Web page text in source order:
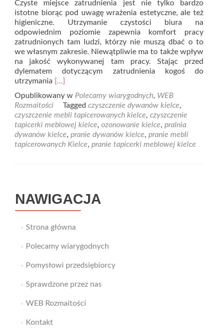
Czyste miejsce zatrudnienia jest nie tylko bardzo
istotne biorąc pod uwagę wrażenia estetyczne, ale też
higieniczne. Utrzymanie czystości biura na
odpowiednim poziomie zapewnia komfort pracy
zatrudnionych tam ludzi, którzy nie muszą dbać o to
we własnym zakresie. Niewątpliwie ma to także wpływ
na jakość wykonywanej tam pracy. Stając przed
dylematem dotyczącym zatrudnienia kogoś do
utrzymania Read
about
Chcesz
wyprać
swój
ulubiony
dywan?
Ekosprzątanie!
[…]
Opublikowany w Polecamy wiarygodnych, WEB
Rozmaitości
Tagged czyszczenie dywanów kielce,
czyszczenie mebli tapicerowanych kielce, czyszczenie
tapicerki meblowej kielce, ozonowanie kielce, pralnia
dywanów kielce, pranie dywanów kielce, pranie mebli
tapicerowanych Kielce, pranie tapicerki meblowej kielce
NAWIGACJA
Strona główna
Polecamy wiarygodnych
Pomysłowi przedsiębiorcy
Sprawdzone przez nas
WEB Rozmaitości
Kontakt